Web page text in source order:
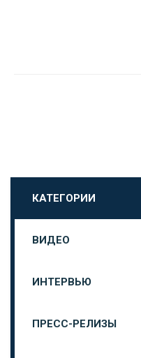
КАТЕГОРИИ
ВИДЕО
ИНТЕРВЬЮ
ПРЕСС-РЕЛИЗЫ